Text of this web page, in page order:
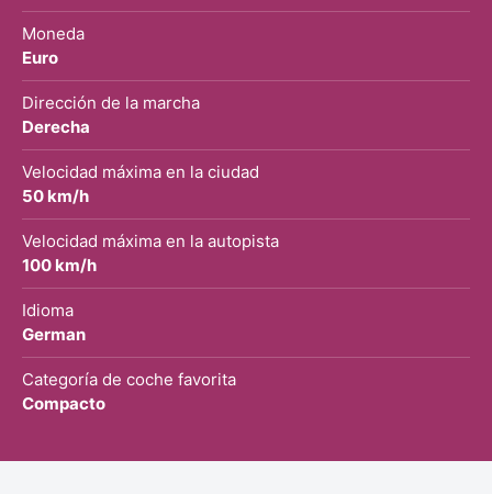
Moneda
Euro
Dirección de la marcha
Derecha
Velocidad máxima en la ciudad
50 km/h
Velocidad máxima en la autopista
100 km/h
Idioma
German
Categoría de coche favorita
Compacto